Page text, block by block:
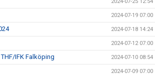
2024-07-19 07:00
2024-07-18 14:24
2024-07-12 07:00
IFK Falköping 2024-07-10 08:54
2024-07-09 07:00